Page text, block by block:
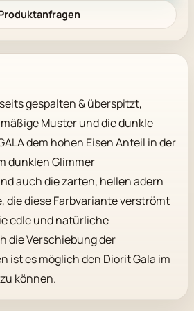
gespalten & überspitzt,
Muster und die dunkle
dem hohen Eisen Anteil in der
dunklen Glimmer
auch die zarten, hellen adern
die diese Farbvariante verströmt
edle und natürliche
die Verschiebung der
ist es möglich den Diorit Gala im
können.